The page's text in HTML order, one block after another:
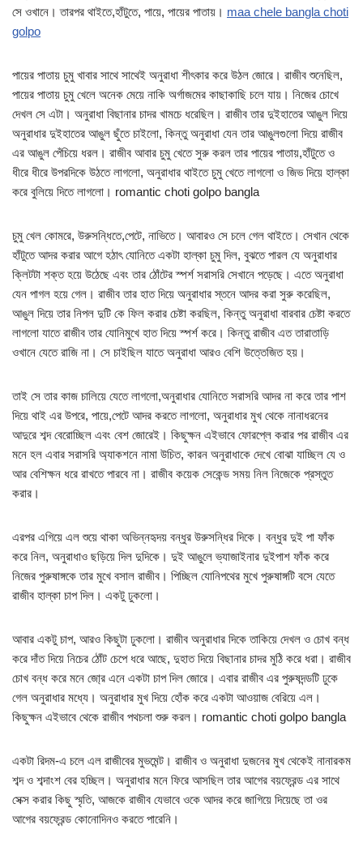
সে ওখানে। তারপর থাইতে,হাঁটুতে, পায়ে, পায়ের পাতায়। maa chele bangla choti
golpo
পায়ের পাতায় চুমু খাবার সাথে সাথেই অনুরাধা শীৎকার করে উঠল জোরে। রাজীব শুনেছিল,
পায়ের পাতায় চুমু খেলে অনেক মেয়ে নাকি অর্গাজমের কাছাকাছি চলে যায়। নিজের চোখে
দেখল সে এটা। অনুরাধা বিছানার চাদর খামচে ধরেছিল। রাজীব তার দুইহাতের আঙুল দিয়ে
অনুরাধার দুইহাতের আঙুল ছুঁতে চাইলো, কিন্তু অনুরাধা যেন তার আঙুলগুলো দিয়ে রাজীব
এর আঙুল পেঁচিয়ে ধরল। রাজীব আবার চুমু খেতে সুরু করল তার পায়ের পাতায়,হাঁটুতে ও
ধীরে ধীরে উপরদিকে উঠতে লাগলো, অনুরাধার থাইতে চুমু খেতে লাগলো ও জিভ দিয়ে হাল্কা
করে বুলিয়ে দিতে লাগলো। romantic choti golpo bangla
চুমু খেল কোমরে, উরুসন্ধিতে,পেটে, নাভিতে। আবারও সে চলে গেল থাইতে। সেখান থেকে
হাঁটুতে আদর করার আগে হঠাৎ যোনিতে একটা হাল্কা চুমু দিল, বুঝতে পারল যে অনুরাধার
ক্লিটটা শক্ত হয়ে উঠেছে এবং তার ঠোঁটের স্পর্শ সরাসরি সেখানে পড়েছে। এতে অনুরাধা
যেন পাগল হয়ে গেল। রাজীব তার হাত দিয়ে অনুরাধার স্তনে আদর করা সুরু করেছিল,
আঙুল দিয়ে তার নিপল দুটি কে ফিল করার চেষ্টা করছিল, কিন্তু অনুরাধা বারবার চেষ্টা করতে
লাগলো যাতে রাজীব তার যোনিমুখে হাত দিয়ে স্পর্শ করে। কিন্তু রাজীব এত তারাতাড়ি
ওখানে যেতে রাজি না। সে চাইছিল যাতে অনুরাধা আরও বেশি উত্তেজিত হয়।
তাই সে তার কাজ চালিয়ে যেতে লাগলো,অনুরাধার যোনিতে সরাসরি আদর না করে তার পাশ
দিয়ে থাই এর উপরে, পায়ে,পেটে আদর করতে লাগলো, অনুরাধার মুখ থেকে নানাধরনের
আদুরে শব্দ বেরোচ্ছিল এবং বেশ জোরেই। কিছুক্ষন এইভাবে ফোরপ্লে করার পর রাজীব এর
মনে হল এবার সরাসরি অ্যাকশনে নামা উচিত, কারন অনুরাধাকে দেখে বোঝা যাচ্ছিল যে ও
আর বেশিক্ষন ধরে রাখতে পারবে না। রাজীব কয়েক সেকেন্ড সময় নিল নিজেকে প্রস্তুত
করার।
এরপর এগিয়ে এল শুয়ে থাকা অভিন্নহৃদয় বন্ধুর উরুসন্ধির দিকে। বন্ধুর দুই পা ফাঁক
করে নিল, অনুরাধাও ছড়িয়ে দিল দুদিকে। দুই আঙুলে ভ্যাজাইনার দুইপাশ ফাঁক করে
নিজের পুরুষাঙ্গকে তার মুখে বসাল রাজীব। পিচ্ছিল যোনিপথের মুখে পুরুষাঙ্গটি বসে যেতে
রাজীব হাল্কা চাপ দিল। একটু ঢুকলো।
আবার একটু চাপ, আরও কিছুটা ঢুকলো। রাজীব অনুরাধার দিকে তাকিয়ে দেখল ও চোখ বন্ধ
করে দাঁত দিয়ে নিচের ঠোঁট চেপে ধরে আছে, দুহাত দিয়ে বিছানার চাদর মুঠি করে ধরা। রাজীব
চোখ বন্ধ করে মনে জো্র এনে একটা চাপ দিল জোরে। এবার রাজীব এর পুরুষদন্ডটি ঢুকে
গেল অনুরাধার মধ্যে। অনুরাধার মুখ দিয়ে হোঁক করে একটা আওয়াজ বেরিয়ে এল।
কিছুক্ষন এইভাবে থেকে রাজীব পথচলা শুরু করল। romantic choti golpo bangla
একটা রিদম-এ চলে এল রাজীবের মুভমেন্ট। রাজীব ও অনুরাধা দুজনের মুখ থেকেই নানারকম
শব্দ ও শব্দাংশ বের হচ্ছিল। অনুরাধার মনে ফিরে আসছিল তার আগের বয়ফ্রেন্ড এর সাথে
সেক্স করার কিছু স্মৃতি, আজকে রাজীব যেভাবে ওকে আদর করে জাগিয়ে দিয়েছে তা ওর
আগের বয়ফ্রেন্ড কোনোদিনও করতে পারেনি।